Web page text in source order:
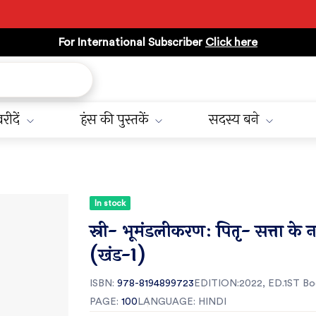
For International Subscriber Click here
हंस की पुस्तकें सदस्य बने
In stock
स्री- भूमंडलीकरणः पितृ- सत्ता के
(खंड-1)
ISBN: 978-8194899723 EDITION:2022, ED.1ST
PAGE: 100 LANGUAGE: HINDI